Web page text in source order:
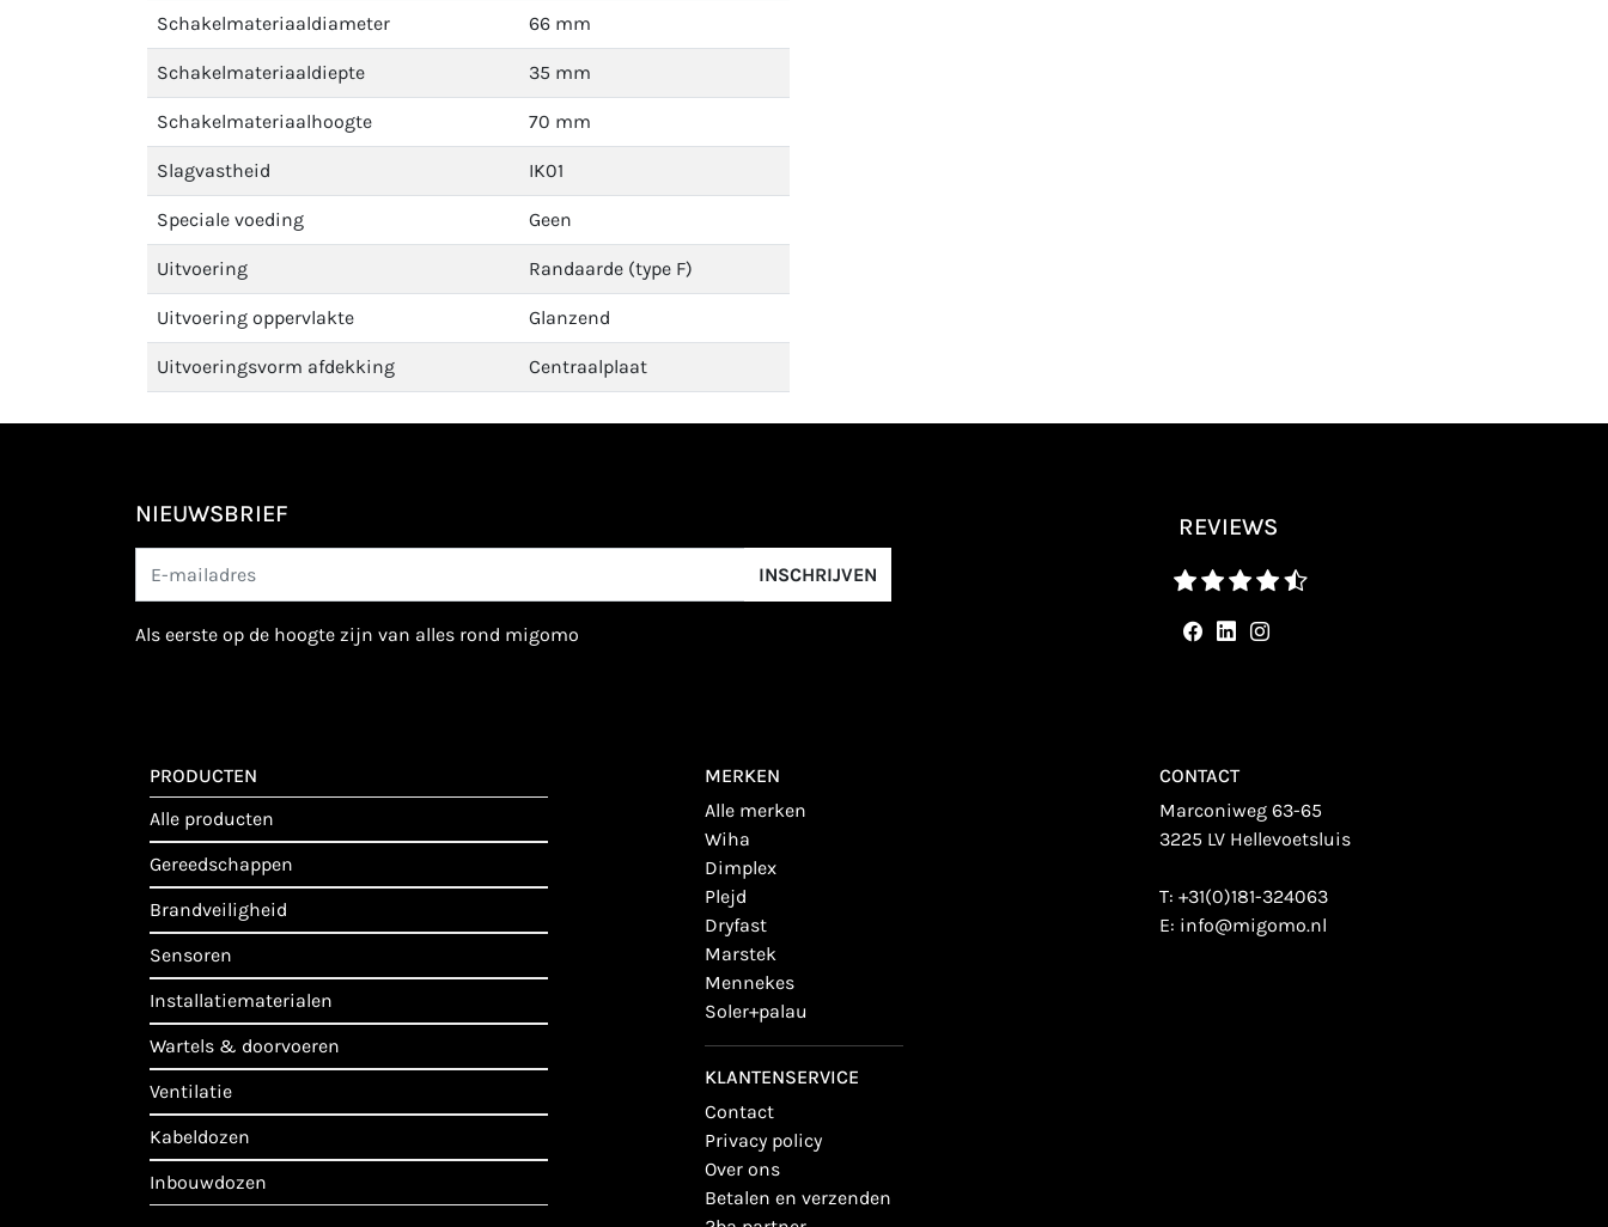
Schakelmateriaaldiameter 66 mm
Schakelmateriaaldiepte 35 mm
Schakelmateriaalhoogte 70 mm
Slagvastheid IK01
Speciale voeding Geen
Uitvoering Randaarde (type F)
Uitvoering oppervlakte Glanzend
Uitvoeringsvorm afdekking Centraalplaat
NIEUWSBRIEF
INSCHRIJVEN
als eerste op de hoogte zijn van alles rond migomo
REVIEWS
PRODUCTEN
alle producten
gereedschappen
brandveiligheid
sensoren
installatiematerialen
wartels & doorvoeren
ventilatie
kabeldozen
inbouwdozen
MERKEN
alle merken
wiha
dimplex
plejd
dryfast
marstek
mennekes
soler+palau
KLANTENSERVICE
contact
privacy policy
over ons
betalen en verzenden
CONTACT
Marconiweg 63-65
3225 LV Hellevoetsluis
T:+31(0)181-324063
E: info@migomo.nl